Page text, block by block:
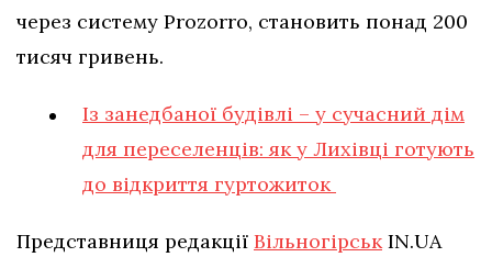
через систему Prozorro, становить понад 200
тисяч гривень.
Із занедбаної будівлі – у сучасний дім
для переселенців: як у Лихівці готують
до відкриття гуртожиток
Представниця редакції ВільногірськIN.UA